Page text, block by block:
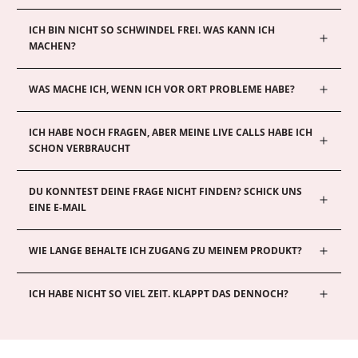
ICH BIN NICHT SO SCHWINDEL FREI. WAS KANN ICH
MACHEN?
WAS MACHE ICH, WENN ICH VOR ORT PROBLEME HABE?
ICH HABE NOCH FRAGEN, ABER MEINE LIVE CALLS HABE ICH
SCHON VERBRAUCHT
DU KONNTEST DEINE FRAGE NICHT FINDEN? SCHICK UNS
EINE E-MAIL
WIE LANGE BEHALTE ICH ZUGANG ZU MEINEM PRODUKT?
ICH HABE NICHT SO VIEL ZEIT. KLAPPT DAS DENNOCH?